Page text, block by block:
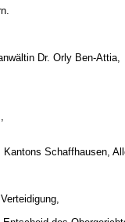
Dr. Orly Ben-Attia,
Schaffhausen,